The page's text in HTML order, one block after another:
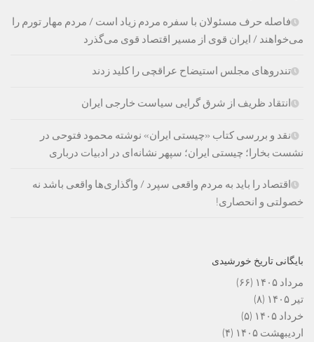
فاصله حرف مسئولان با سفره مردم زیاد است / مردم مهار تورم را
می‌خواهند / ایران قوی از مسیر اقتصاد قوی می‌گذرد
تندروهای مجلس استیضاح عراقچی را کلید زدند
انتقاد ظریف از شرق گرایی سیاست خارجی ایران
نقد و بررسی کتاب «چیستی ایران» نوشته محمود فتوحی در
نشست بخارا؛ چیستی ایران؛ سپهر نشانه‌ای در ادبیات درباری
اقتصاد را باید به مردم واقعی سپرد / واگذاری‌ها واقعی باشد نه
خصولتی و انحصاری!
بایگانی تاریخ خورشیدی
مرداد ۱۴۰۵
(۶۶)
تیر ۱۴۰۵
(۸)
خرداد ۱۴۰۵
(۵)
اردیبهشت ۱۴۰۵
(۴)